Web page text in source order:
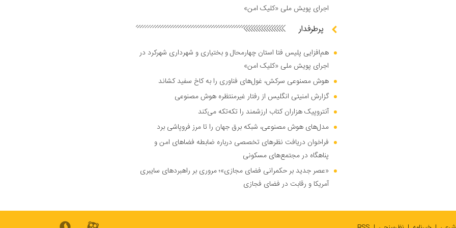
اجرای پویش ملی «کلیک امن»
پرطرفدار
هم‌افزایی پلیس فتا استان چهارمحال و بختیاری و شهرداری شهرکرد در
اجرای پویش ملی «کلیک امن»
هوش مصنوعی سرکش، غول‌های فناوری را به کاخ سفید کشاند
گزارش امنیتی انگلیس از رفتار غیرمنتظره هوش مصنوعی
آنتروپیک هزاران کتاب ارزشمند را تکه‌تکه می‌کند
مدل‌های هوش مصنوعی، شبکه برق جهان را تا مرز فروپاشی برد
فراخوان دریافت نظر‌های تخصصی درباره ضابطه فضا‌های امن و
پناهگاه در مجتمع‌های مسکونی
«عصر جدید بر حکمرانی فضای مجازی»؛ مروری بر راهبرد‌های سایبری
آمریکا و رقابت در فضای فجازی